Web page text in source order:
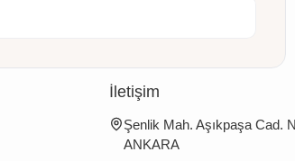
İletişim
Şenlik Mah. Aşıkpaşa Cad.
ANKARA